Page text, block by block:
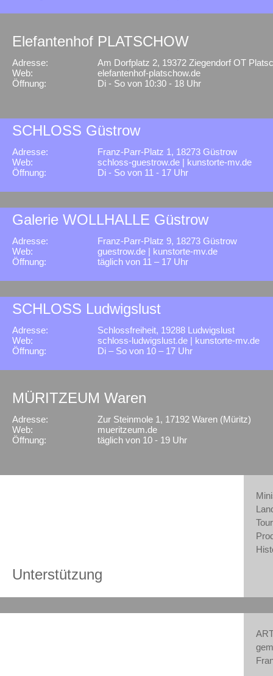
Elefantenhof PLATSCHOW
Adresse:
Web:
Öffnung:
Am Dorfplatz 2, 19372 Ziegendorf OT
elefantenhof-platschow.de
Di - So von 10:30 - 18 Uhr
SCHLOSS Güstrow
Adresse:
Web:
Öffnung:
Franz-Parr-Platz 1, 18273 Güstrow
schloss-guestrow.de | kunstorte-mv.de
Di - So von 11 - 17 Uhr
Galerie WOLLHALLE Güstrow
Adresse:
Web:
Öffnung:
Franz-Parr-Platz 9, 18273 Güstrow
guestrow.de | kunstorte-mv.de
täglich von 11 – 17 Uhr
SCHLOSS Ludwigslust
Adresse:
Web:
Öffnung:
Schlossfreiheit, 19288 Ludwigslust
schloss-ludwigslust.de | kunstorte-mv.de
Di – So von 10 – 17 Uhr
MÜRITZEUM Waren
Adresse:
Web:
Öffnung:
Zur Steinmole 1, 17192 Waren (Müritz)
mueritzeum.de
täglich von 10 - 19 Uhr
Unterstützung